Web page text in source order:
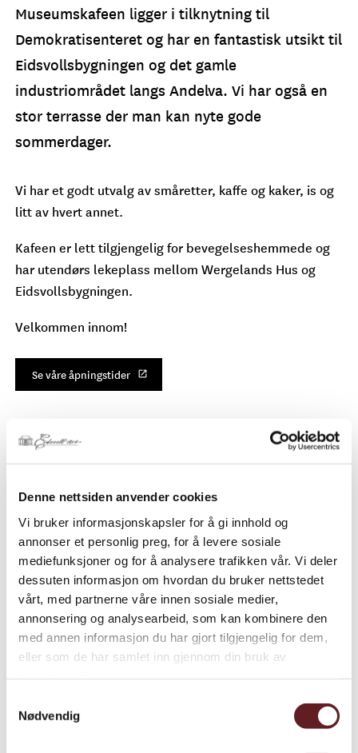
Denne nettsiden anvender cookies
Vi bruker informasjonskapsler for å gi innhold og
annonser et personlig preg, for å levere sosiale
mediefunksjoner og for å analysere trafikken vår. Vi deler
dessuten informasjon om hvordan du bruker nettstedet
vårt, med partnerne våre innen sosiale medier,
annonsering og analysearbeid, som kan kombinere den
med annen informasjon du har gjort tilgjengelig for dem,
eller som de har samlet inn gjennom din bruk av
Nødvendig
Museumskafeen ligger i tilknytning til
Demokratisenteret og har en fantastisk utsikt til
Eidsvollsbygningen og det gamle
industriområdet langs Andelva. Vi har også en
stor terrasse der man kan nyte gode
sommerdager.
Vi har et godt utvalg av småretter, kaffe og kaker, is og
litt av hvert annet.
Kafeen er lett tilgjengelig for bevegelseshemmede og
har utendørs lekeplass mellom Wergelands Hus og
Eidsvollsbygningen.
Velkommen innom!
Se våre åpningstider